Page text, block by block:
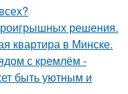
решения.
квартира в Минске.
с кремлём -
быть уютным и